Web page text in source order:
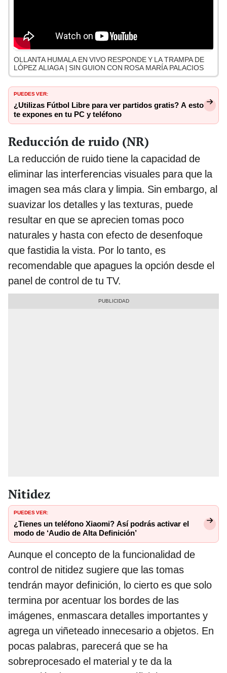
OLLANTA HUMALA EN VIVO RESPONDE Y LA TRAMPA DE
LÓPEZ ALIAGA | SIN GUION CON ROSA MARÍA PALACIOS
PUEDES VER:
¿Utilizas Fútbol Libre para ver partidos gratis? A esto
te expones en tu PC y teléfono
Reducción de ruido (NR)
La reducción de ruido tiene la capacidad de
eliminar las interferencias visuales para que la
imagen sea más clara y limpia. Sin embargo, al
suavizar los detalles y las texturas, puede
resultar en que se aprecien tomas poco
naturales y hasta con efecto de desenfoque
que fastidia la vista. Por lo tanto, es
recomendable que apagues la opción desde el
panel de control de tu TV.
Nitidez
PUEDES VER:
¿Tienes un teléfono Xiaomi? Así podrás activar el
modo de ‘Audio de Alta Definición’
Aunque el concepto de la funcionalidad de
control de nitidez sugiere que las tomas
tendrán mayor definición, lo cierto es que solo
termina por acentuar los bordes de las
imágenes, enmascara detalles importantes y
agrega un viñeteado innecesario a objetos. En
pocas palabras, parecerá que se ha
sobreprocesado el material y te da la